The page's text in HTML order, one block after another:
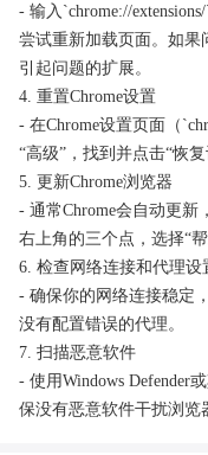
- 输入`chrome://
尝试重新加载页面。如果
引起问题的扩展。
4. 重置Chrome设置
- 在Chrome设置页面（
“高级”，找到并点击“恢
5. 更新Chrome浏览器
- 通常Chrome会自动更
右上角的三个点，选择“帮
6. 检查网络连接和代理设
- 确保你的网络连接稳定
没有配置错误的代理。
7. 扫描恶意软件
- 使用Windows Defender
保没有恶意软件干扰浏览